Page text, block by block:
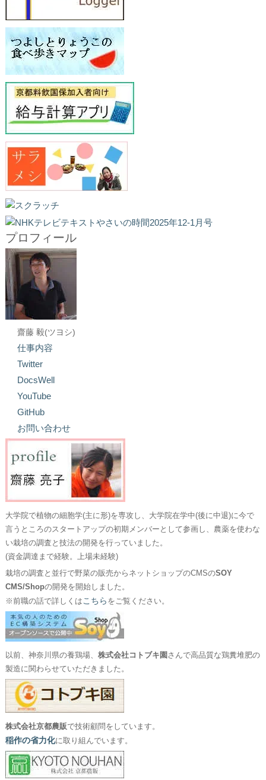
プロフィール
齋藤 毅(ツヨシ)
仕事内容
Twitter
DocsWell
YouTube
GitHub
お問い合わせ
大学院で植物の細胞学(主に形)を専攻し、大学院在学中(後に中退)に今で
言うところのスタートアップの初期メンバーとして参画し、農薬を使わな
い栽培の調査と技法の開発を行っていました。
(資金調達まで経験。上場未経験)
栽培の調査と並行で野菜の販売からネットショップのCMSのSOY
CMS/Shopの開発を開始しました。
※前職の話で詳しくはこちら をご覧ください。
以前、神奈川県の養鶏場、 株式会社コトブキ園 さんで高品質な鶏糞堆肥の
製造に関わらせていただきました。
株式会社京都農販で技術顧問をしています。
稲作の省力化に取り組んでいます。